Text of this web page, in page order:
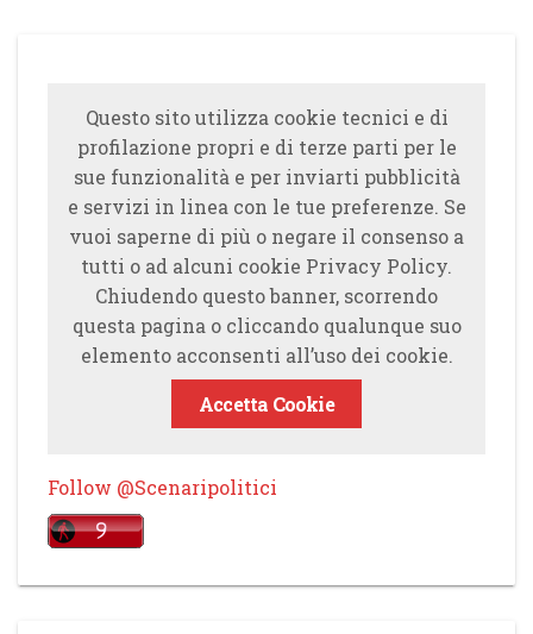
Questo sito utilizza cookie tecnici e di
profilazione propri e di terze parti per le
sue funzionalità e per inviarti pubblicità
e servizi in linea con le tue preferenze. Se
vuoi saperne di più o negare il consenso a
tutti o ad alcuni cookie Privacy Policy.
Chiudendo questo banner, scorrendo
questa pagina o cliccando qualunque suo
elemento acconsenti all’uso dei cookie.
Accetta Cookie
Follow @Scenaripolitici